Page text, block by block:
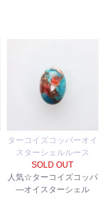
ターコイズコッパーオイ
スターシェルルース
SOLD OUT
人気☆ターコイズコッパ
―オイスターシェル